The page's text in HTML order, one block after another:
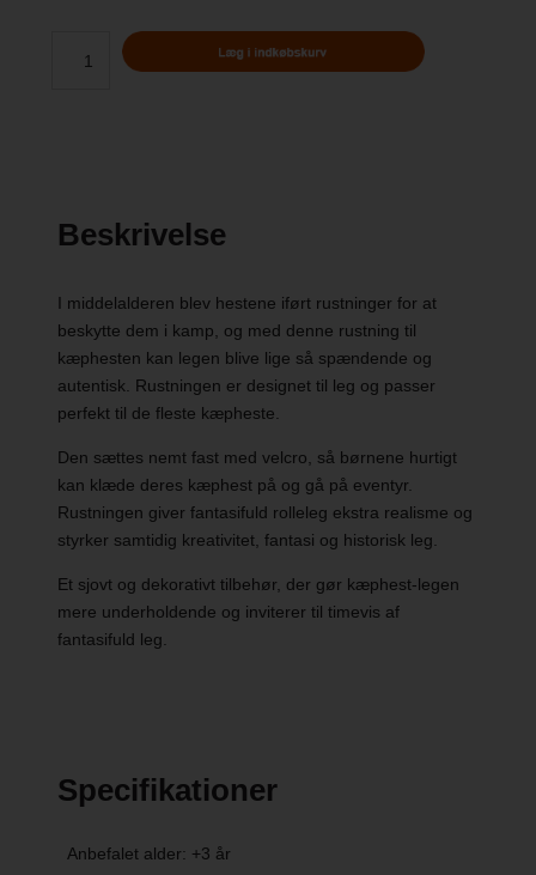
Beskrivelse
I middelalderen blev hestene iført rustninger for at
beskytte dem i kamp, og med denne rustning til
kæphesten kan legen blive lige så spændende og
autentisk. Rustningen er designet til leg og passer
perfekt til de fleste kæpheste.
Den sættes nemt fast med velcro, så børnene hurtigt
kan klæde deres kæphest på og gå på eventyr.
Rustningen giver fantasifuld rolleleg ekstra realisme og
styrker samtidig kreativitet, fantasi og historisk leg.
Et sjovt og dekorativt tilbehør, der gør kæphest-legen
mere underholdende og inviterer til timevis af
fantasifuld leg.
Specifikationer
Anbefalet alder: +3 år